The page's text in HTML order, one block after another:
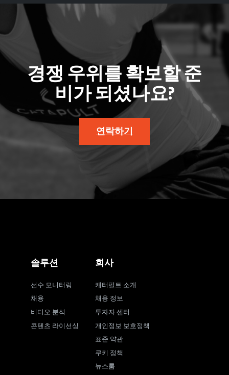
경쟁 우위를 확보할 준
비가 되셨나요?
연락하기
솔루션
선수 모니터링
채용
비디오 분석
콘텐츠 라이선싱
회사
캐터펄트 소개
채용 정보
투자자 센터
개인정보 보호정책
표준 약관
쿠키 정책
뉴스룸